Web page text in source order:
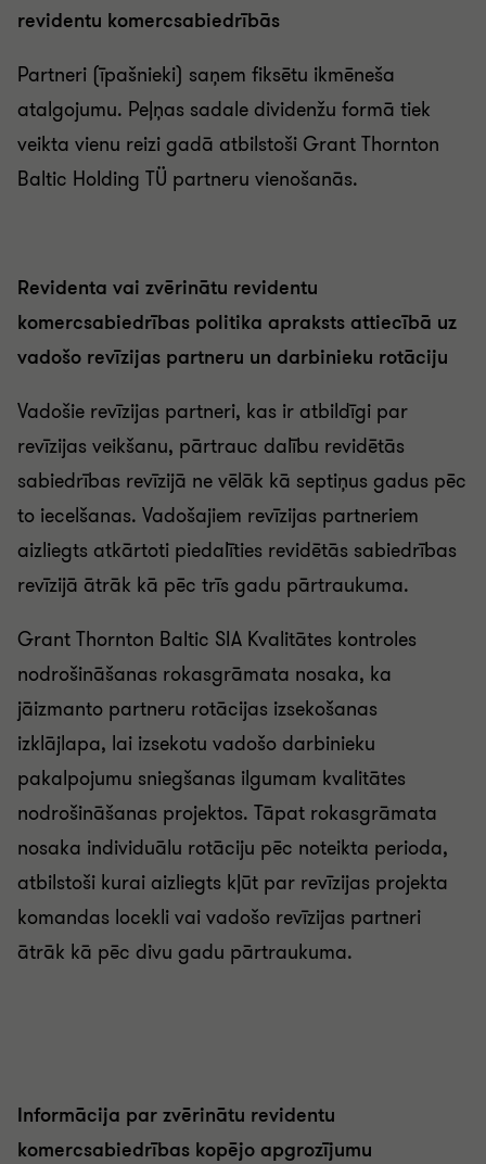
revidentu komercsabiedrībās
Partneri (īpašnieki) saņem fiksētu ikmēneša
atalgojumu. Peļņas sadale dividenžu formā tiek
veikta vienu reizi gadā atbilstoši Grant Thornton
Baltic Holding TÜ partneru vienošanās.
Revidenta vai zvērinātu revidentu
komercsabiedrības politika apraksts attiecībā uz
vadošo revīzijas partneru un darbinieku rotāciju
Vadošie revīzijas partneri, kas ir atbildīgi par
revīzijas veikšanu, pārtrauc dalību revidētās
sabiedrības revīzijā ne vēlāk kā septiņus gadus pēc
to iecelšanas. Vadošajiem revīzijas partneriem
aizliegts atkārtoti piedalīties revidētās sabiedrības
revīzijā ātrāk kā pēc trīs gadu pārtraukuma.
Grant Thornton Baltic SIA Kvalitātes kontroles
nodrošināšanas rokasgrāmata nosaka, ka
jāizmanto partneru rotācijas izsekošanas
izklājlapa, lai izsekotu vadošo darbinieku
pakalpojumu sniegšanas ilgumam kvalitātes
nodrošināšanas projektos. Tāpat rokasgrāmata
nosaka individuālu rotāciju pēc noteikta perioda,
atbilstoši kurai aizliegts kļūt par revīzijas projekta
komandas locekli vai vadošo revīzijas partneri
ātrāk kā pēc divu gadu pārtraukuma.
Informācija par zvērinātu revidentu
komercsabiedrības kopējo apgrozījumu